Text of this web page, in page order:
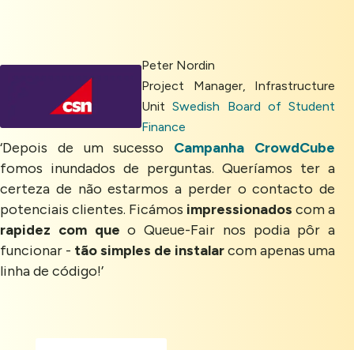
Peter Nordin
Project Manager, Infrastructure
UnitSwedish Board of Student
Finance
‘Depois de um sucesso Campanha CrowdCube
fomos inundados de perguntas. Queríamos ter a
certeza de não estarmos a perder o contacto de
potenciais clientes. Ficámos impressionados com a
rapidez com que o Queue-Fair nos podia pôr a
funcionar - tão simples de instalarcom apenas uma
linha de código!’